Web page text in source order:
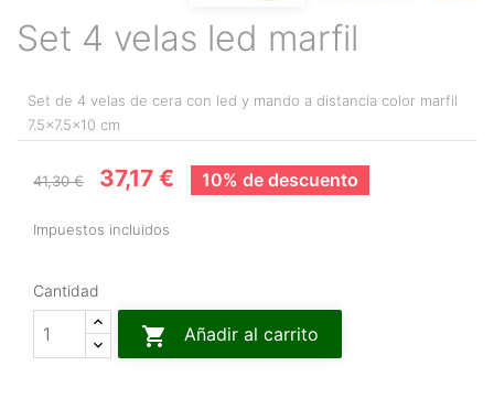
Set 4 velas led marfil
Set de 4 velas de cera con led y mando a distancia color marfil
7.5x7.5x10 cm
41,30 € 37,17 € 10% de descuento
Impuestos incluidos
Cantidad
 Añadir al carrito